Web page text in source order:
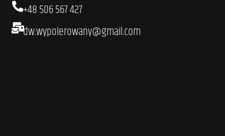
+48 506 567 427
dw.wypolerowany@gmail.com